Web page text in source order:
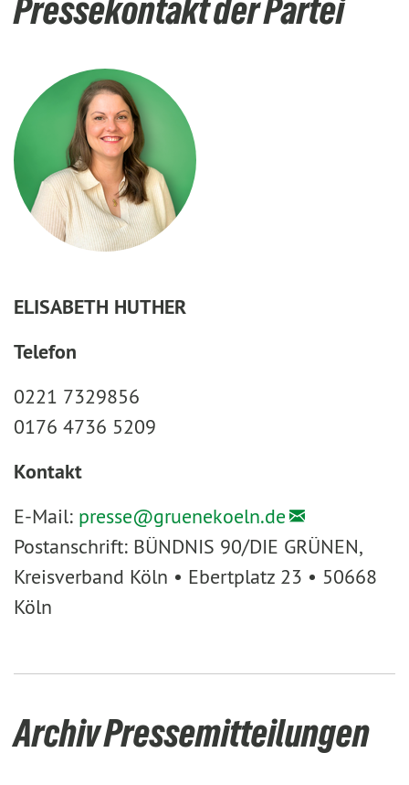
Pressekontakt der Partei
ELISABETH HUTHER
Telefon
0221 7329856
0176 4736 5209
Kontakt
E-Mail: presse@gruenekoeln.de
Postanschrift: BÜNDNIS 90/DIE GRÜNEN,
Kreisverband Köln • Ebertplatz 23 • 50668
Köln
Archiv Pressemitteilungen